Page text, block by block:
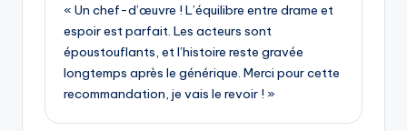
« Un chef-d’œuvre ! L’équilibre entre drame et
espoir est parfait. Les acteurs sont
époustouflants, et l’histoire reste gravée
longtemps après le générique. Merci pour cette
recommandation, je vais le revoir ! »